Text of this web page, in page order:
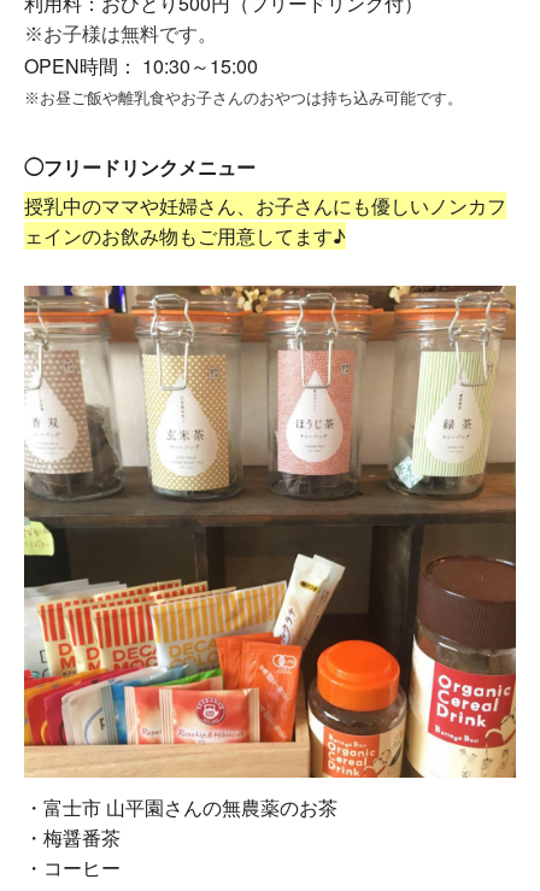
※お子様は無料です。
OPEN時間： 10:30～15:00
※お昼ご飯や離乳食やお子さんのおやつは持ち込み可能です。
◯フリードリンクメニュー
授乳中のママや妊婦さん、お子さんにも優しいノンカフ
ェインのお飲み物もご用意してます♪
・富士市 山平園さんの無農薬のお茶
・梅醤番茶
・コーヒー